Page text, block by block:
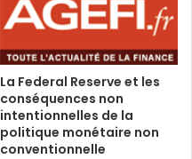
La Federal Reserve et les
conséquences non
intentionnelles de la
politique monétaire non
conventionnelle